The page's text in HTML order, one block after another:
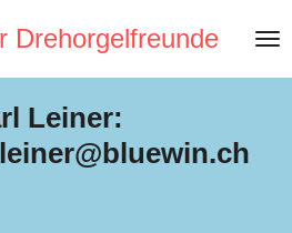
Drehorgelfreunde
Leiner: